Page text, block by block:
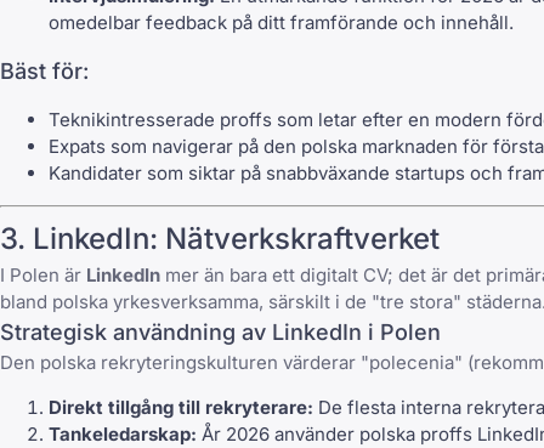
omedelbar feedback på ditt framförande och innehåll.
Bäst för:
Teknikintresserade proffs som letar efter en modern
Expats som navigerar på den polska marknaden för
Kandidater som siktar på snabbväxande startups och
3. LinkedIn: Nätverkskraftverket
I Polen är LinkedIn mer än bara ett digitalt CV; det är det
bland polska yrkesverksamma, särskilt i de "tre stora"
Strategisk användning av LinkedIn i Polen
Den polska rekryteringskulturen värderar "polecenia"
Direkt tillgång till rekryterare: De flesta interna
Tankeledarskap: År 2026 använder polska proffs